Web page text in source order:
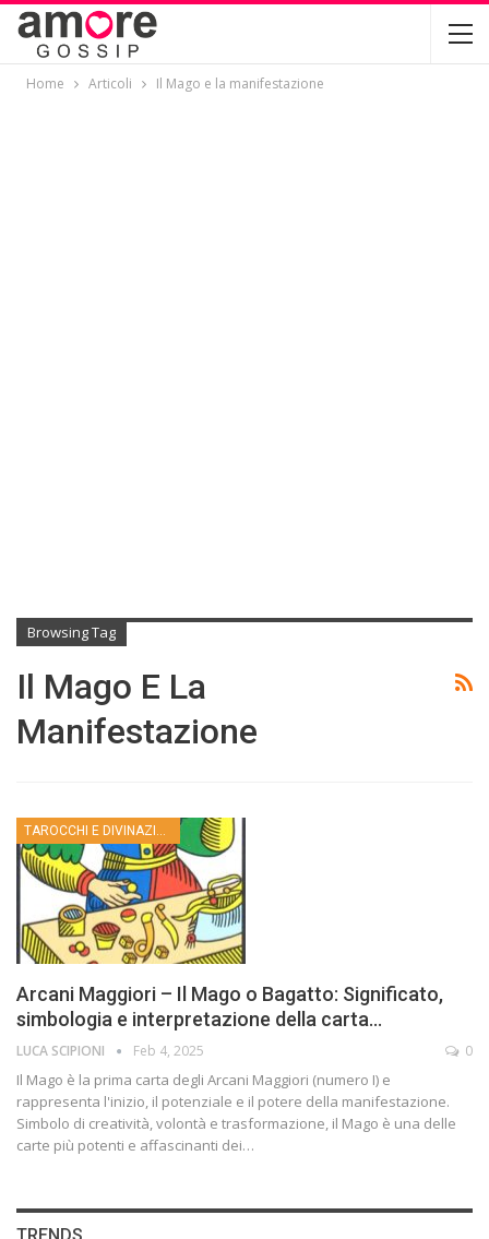
Home Articoli Il Mago e la manifestazione
Browsing Tag
Il Mago E La
Manifestazione
Arcani Maggiori – Il Mago o Bagatto: Significato,
simbologia e interpretazione della carta…
LUCA SCIPIONI Feb 4, 2025 0
Il Mago è la prima carta degli Arcani Maggiori (numero I) e
rappresenta l'inizio, il potenziale e il potere della manifestazione.
Simbolo di creatività, volontà e trasformazione, il Mago è una delle
carte più potenti e affascinanti dei…